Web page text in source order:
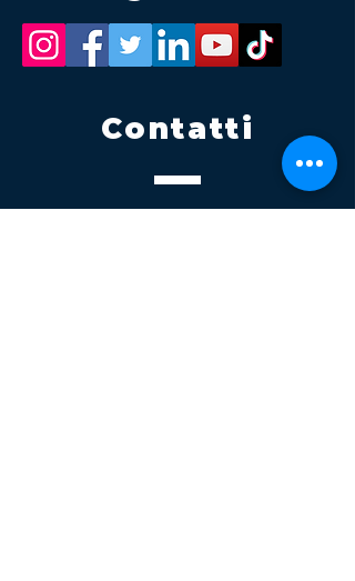
Contatti